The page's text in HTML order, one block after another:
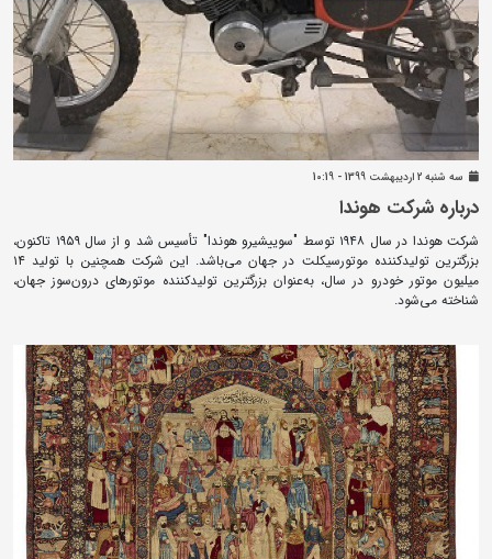
سه شنبه 2 ارديبهشت 1399 - 10:19
درباره شرکت هوندا
شرکت هوندا در سال ۱۹۴۸ توسط "سوییشیرو هوندا" تأسیس شد و از سال ۱۹۵۹ تاکنون،
بزرگترین تولیدکننده موتورسیکلت در جهان می‌باشد. این شرکت همچنین با تولید ۱۴
میلیون موتور خودرو در سال، به‌عنوان بزرگترین تولیدکننده موتورهای درون‌سوز جهان،
شناخته می‌شود.